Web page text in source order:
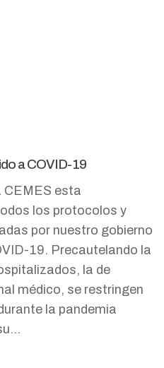
a COVID-19
CEMES esta
los protocolos y
por nuestro gobierno
19. Precautelando la
la de
médico, se restringen
la pandemia